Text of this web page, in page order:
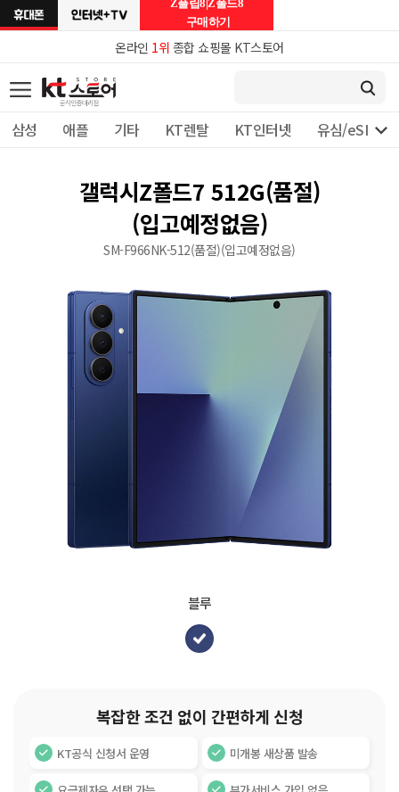
온라인 1위 종합 쇼핑몰 KT스토어
삼성 애플 기타 KT렌탈 KT인터넷 유심/eSIM 개

Z플립8|Z폴드8
구매하기
갤럭시Z폴드7 512G(품절)
(입고예정없음)
SM-F966NK-512(품절)(입고예정없음)
블루
복잡한 조건 없이 간편하게 신청
KT공식 신청서 운영 미개봉 새상품 발송